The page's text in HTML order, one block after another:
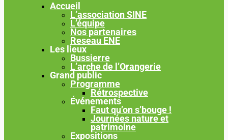
Accueil
L’association SINE
L’équipe
Nos partenaires
Reseau ENE
Les lieux
Bussierre
L’arche de l’Orangerie
Grand public
Programme
Rétrospective
Événements
Faut qu’on s’bouge !
Journées nature et
patrimoine
Expositions